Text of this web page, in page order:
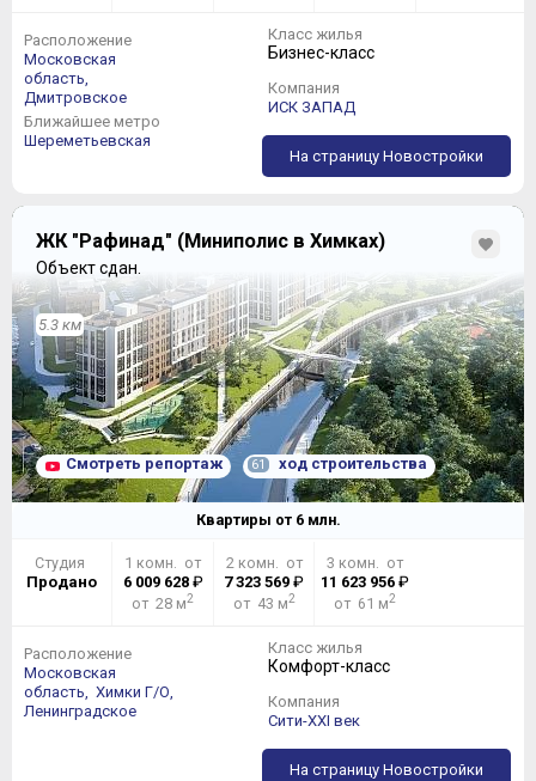
Расположение
Московская
область,
Дмитровское
Ближайшее метро
Шереметьевская
Класс жилья
Бизнес-класс
Компания
ИСК ЗАПАД
На страницу Новостройки
ЖК "Рафинад" (Миниполис в Химках)
Объект сдан.
5.3 км
Смотреть репортаж 61 ход строительства
Квартиры от 6млн.
Студия
Продано
1 комн. от
6 009 628₽
от 28 м2
2 комн. от
7 323 569 ₽
от 43 м2
3 комн. от
11 623 956 ₽
от 61 м2
Расположение
Московская
область,
Химки Г/О,
Ленинградское
Класс жилья
Комфорт-класс
Компания
Сити-XXI век
На страницу Новостройки